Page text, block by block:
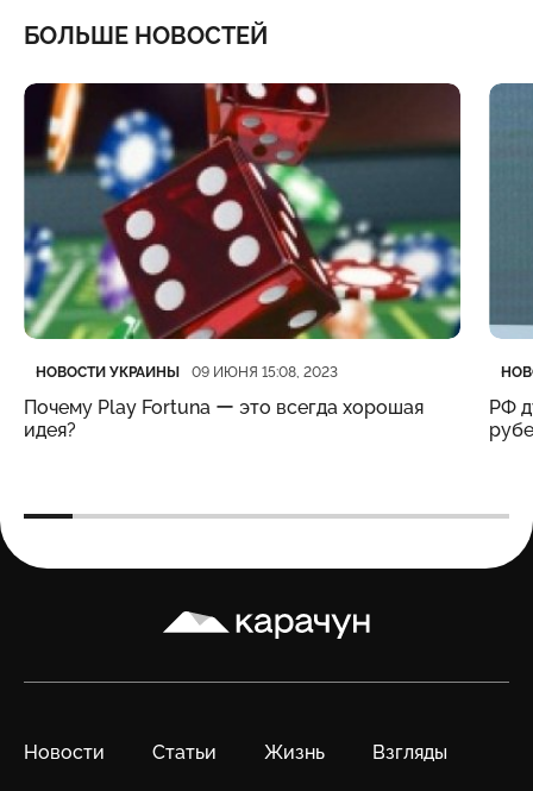
БОЛЬШЕ НОВОСТЕЙ
Категория
НОВОСТИ УКРАИНЫ
Дата публикации 09 ИЮНЯ 15:08, 2023
Почему Play Fortuna ー это всегда хорошая
идея?
РФ
Карачун
Новости Статьи Жизнь Взгляды